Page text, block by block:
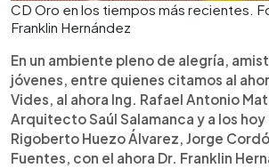
CD Oro en los tiempos más recientes.
Franklin Hernández
En un ambiente pleno de alegría,
jóvenes, entre quienes citamos al
Vides, al ahora Ing. Rafael Antonio
Arquitecto Saúl Salamanca y a los
Rigoberto Huezo Álvarez, Jorge
Fuentes, con el ahora Dr. Franklin